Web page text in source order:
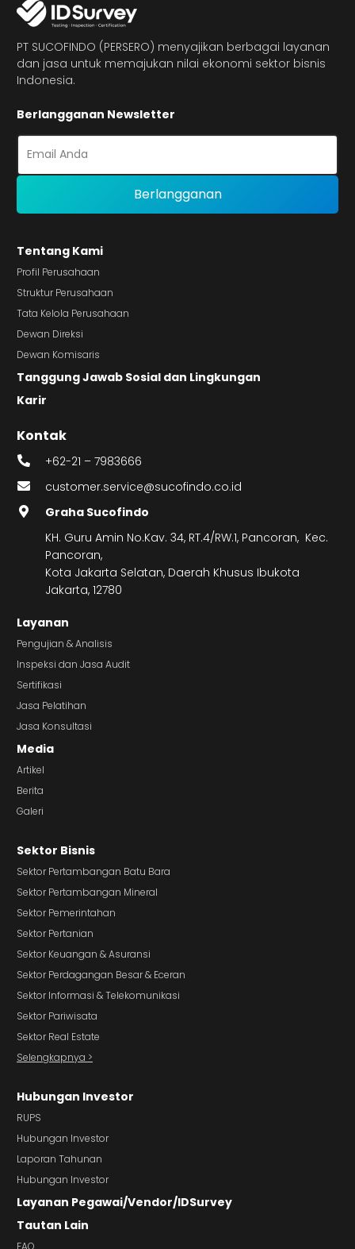
PT SUCOFINDO (PERSERO) menyajikan berbagai layanan
dan jasa untuk memajukan nilai ekonomi sektor bisnis
Indonesia.
Berlangganan Newsletter
Tentang Kami
Profil Perusahaan
Struktur Perusahaan
Tata Kelola Perusahaan
Dewan Direksi
Dewan Komisaris
Tanggung Jawab Sosial dan Lingkungan
Karir
Kontak
+62-21 – 7983666
customer.service@sucofindo.co.id
Graha Sucofindo
KH. Guru Amin No.Kav. 34, RT.4/RW.1, Pancoran, Kec.
Pancoran,
Kota Jakarta Selatan, Daerah Khusus Ibukota
Jakarta, 12780
Layanan
Pengujian & Analisis
Inspeksi dan Jasa Audit
Sertifikasi
Jasa Pelatihan
Jasa Konsultasi
Media
Artikel
Berita
Galeri
Sektor Bisnis
Sektor Pertambangan Batu Bara
Sektor Pertambangan Mineral
Sektor Pemerintahan
Sektor Pertanian
Sektor Keuangan & Asuransi
Sektor Perdagangan Besar & Eceran
Sektor Informasi & Telekomunikasi
Sektor Pariwisata
Sektor Real Estate
Selengkapnya >
Hubungan Investor
RUPS
Hubungan Investor
Laporan Tahunan
Hubungan Investor
Layanan Pegawai/Vendor/IDSurvey
Tautan Lain
FAQ